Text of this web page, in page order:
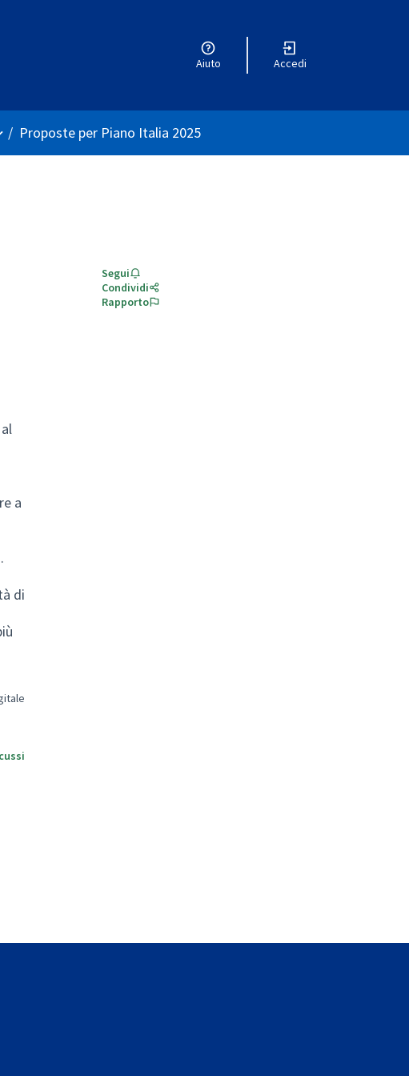
Aiuto Accedi
utente
/ Proposte per Piano Italia 2025
a
di
per categoria: Società digitale
Segui
Condividi
Rapporto